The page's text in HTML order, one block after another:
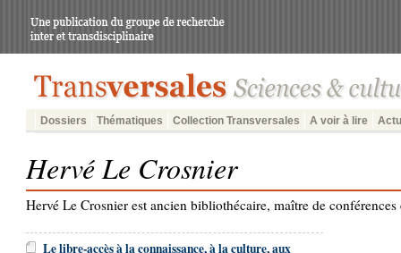
Dossiers Thématiques Collection Transversales A voir à lire
Hervé Le Crosnier
Hervé Le Crosnier est ancien bibliothécaire, maître de
Le libre-accès à la connaissance, à la culture, aux